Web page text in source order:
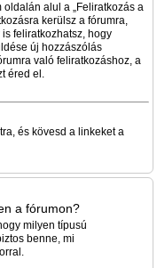
oldalán alul a „Feliratkozás a
kerülsz a fórumra,
feliratkozhatsz, hogy
új hozzászólás
való feliratkozáshoz, a
éred el.
és kövesd a linkeket a
a fórumon?
milyen típusú
benne, mi